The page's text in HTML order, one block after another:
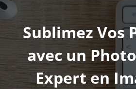
Sublimez Vos
avec un
Expert en